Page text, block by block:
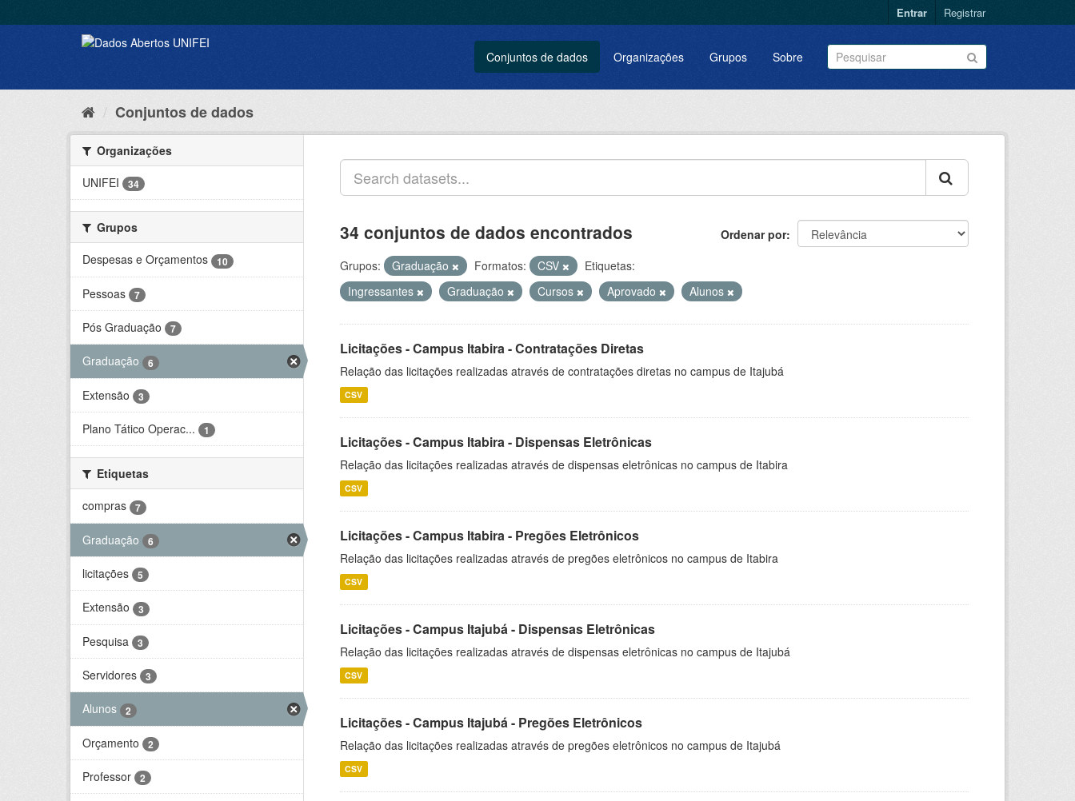
Entrar Registrar
Conjuntos de dados Organizações Grupos Sobre
Conjuntos de dados
Organizações
UNIFEI
34
Grupos
Despesas e Orçamentos
10
Pessoas 7
Pós Graduação 7
Graduação 6
Extensão 3
Plano Tático Operac... 1
Etiquetas
compras
7
Graduação 6
licitações 5
Extensão 3
Pesquisa 3
Servidores 3
Alunos 2
Orçamento 2
Professor 2
Ordenar por
34 conjuntos de dados encontrados
Grupos: Graduação Formatos: CSV
Etiquetas:
Ingressantes
Graduação Cursos Aprovado Alunos
Licitações - Campus Itabira - Contratações Diretas
Relação das licitações realizadas através de contratações diretas no campus de Itajubá
CSV
Licitações - Campus Itabira - Dispensas Eletrônicas
Relação das licitações realizadas através de dispensas eletrônicas no campus de Itabira
CSV
Licitações - Campus Itabira - Pregões Eletrônicos
Relação das licitações realizadas através de pregões eletrônicos no campus de Itabira
CSV
Licitações - Campus Itajubá - Dispensas Eletrônicas
Relação das licitações realizadas através de dispensas eletrônicas no campus de Itajubá
CSV
Licitações - Campus Itajubá - Pregões Eletrônicos
Relação das licitações realizadas através de pregões eletrônicos no campus de Itajubá
CSV